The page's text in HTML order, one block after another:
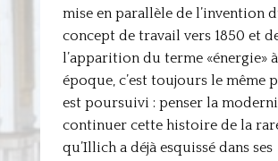
mise en parallèle de l’invention
concept de travail vers 1850 et
l’apparition du terme «énergie»
époque, c’est toujours le même
est poursuivi : penser la
continuer cette histoire de la
qu’Illich a déjà esquissé dans ses